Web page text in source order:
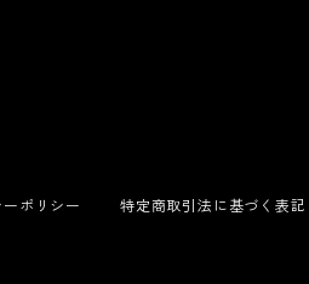
ポリシー 特定商取引法に基づく表記